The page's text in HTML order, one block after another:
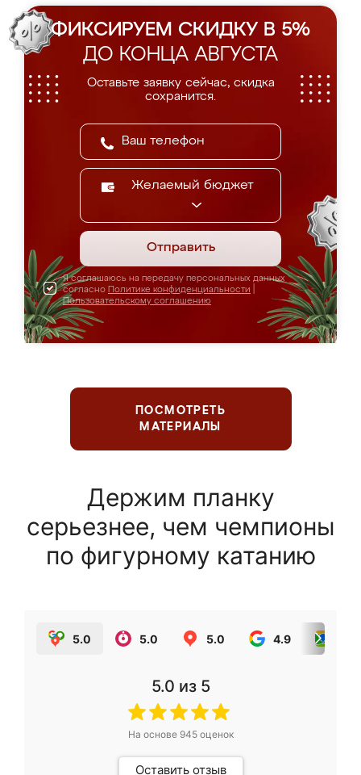
ФИКСИРУЕМ СКИДКУ В 5%
ДО КОНЦА АВГУСТА
Оставьте заявку сейчас, скидка
сохранится.
Желаемый бюджет
Отправить
Я соглашаюсь на передачу персональных данных
согласно Политике конфиденциальности
Пользовательскому соглашению
ПОСМОТРЕТЬ
МАТЕРИАЛЫ
Держим планку
серьезнее, чем чемпионы
по фигурному катанию
5.0 5.0 5.0 4.9
5.0 из 5
На основе 945оценок
Оставить отзыв